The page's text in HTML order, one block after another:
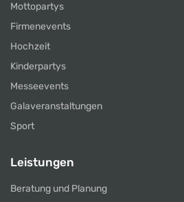
Mottopartys
Firmenevents
Hochzeit
Kinderpartys
Messeevents
Galaveranstaltungen
Sport
Leistungen
Beratung und Planung